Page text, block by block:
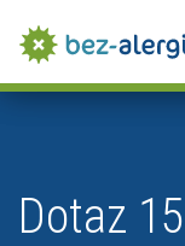
Dotaz